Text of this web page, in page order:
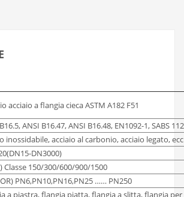
acciaio a flangia cieca ASTM A182 F51
ANSI B16.47, ANSI B16.48, EN1092-1, SABS
inossidabile, acciaio al carbonio, acciaio legato,
DN3000)
Classe 150/300/600/900/1500
PN6,PN10,PN16,PN25 …… PN250
a piastra, flangia piatta, flangia a slitta, flangia